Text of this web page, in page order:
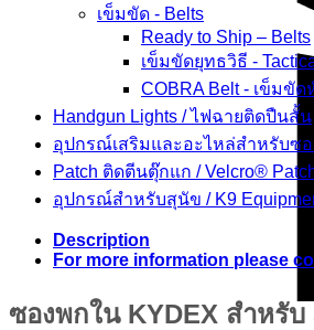
เข็มขัด - Belts
Ready to Ship – Belts
เข็มขัดยุทธวิธี -
COBRA Belt - เข็มขัด
Handgun Lights / ไฟฉายติดปืนสั้น
อุปกรณ์เสริมและอะไหล่สำหรับซอ
Patch ติดตีนตุ๊กแก / Velcro®
อุปกรณ์สำหรับสุนัข / K9
Description
For more information please
ซองพกใน KYDEX สำหรั